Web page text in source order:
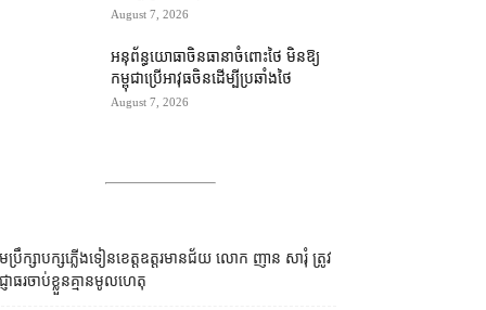
August 7, 2026
អនុព័ន្ធយោធា​ចិន​ធានា​ចំពោះ​ថៃ មិន​ឱ្យ​
កម្ពុជា​ប្រើ​អាវុធ​ចិន​ដើម្បី​ប្រឆាំង​ថៃ ​
August 7, 2026
ប្រឹក្សា​បក្ស​ភ្លើងទៀន​ខេត្ត​ឧត្ដរមានជ័យ លោក ញាន សារុំ ត្រូវ​
ញាធរ​ចាប់ខ្លួន​គ្មាន​មូលហេតុ